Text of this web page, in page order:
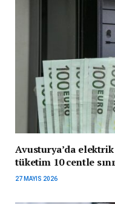
Avusturya’da
tüketim 10 centle
27 MAYIS 2026